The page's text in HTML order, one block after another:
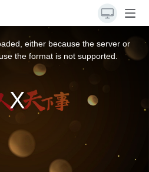
either because the server or
the format is not supported.